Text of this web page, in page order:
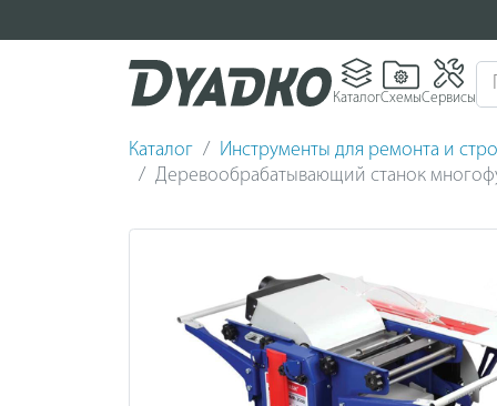
КаталогСхемыСервисы
Каталог Инструменты для ремонта и
Деревообрабатывающий станок